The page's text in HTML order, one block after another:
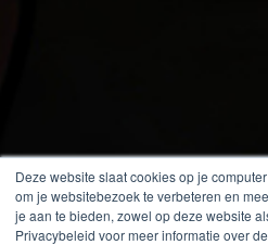
Deze website slaat cookies op je
om je websitebezoek te verbeteren en
je aan te bieden, zowel op deze website
Privacybeleid voor meer informatie over